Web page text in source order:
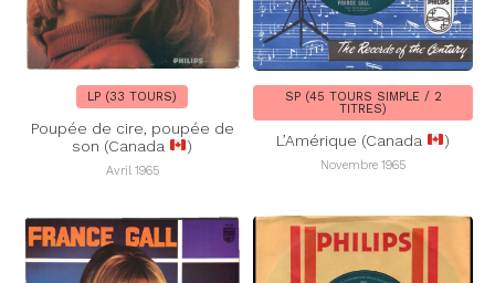
LP (33 TOURS)
Poupée de cire, poupée de
son (Canada
)
Avril 1965
SP (45 TOURS SIMPLE / 2
TITRES)
L’Amérique (Canada )
Novembre 1965